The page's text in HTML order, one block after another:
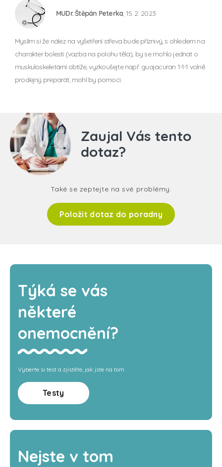
MUDr. Štěpán Peterka, 15. 2. 2023
Myslím si že nález na vyšetření střeva bude příznivý, s ohledem na
charakter bolesti (vazba na polohu těla), by se mohlo jednat o
muskuloskeletární obtíže, vyzkoušejte např. guajacuran 1-1-1 volně
prodejný preparát, mohl by pomoci.
Zaujal Vás tento
dotaz?
Také se zeptejte na své problémy.
Položit dotaz do poradny
Týká se vás
některé
onemocnění?
Vyberte si test a zjistěte, jak jste na tom
Testy
Nejste v tom